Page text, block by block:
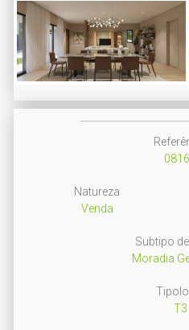
Natureza
Venda
Subtipo
Moradia
T3